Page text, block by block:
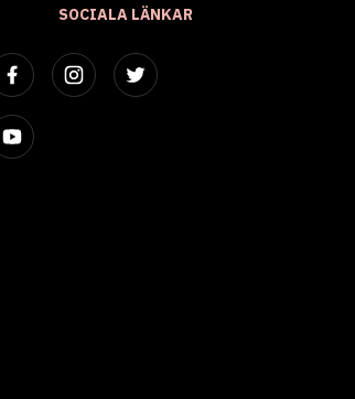
SOCIALA LÄNKAR